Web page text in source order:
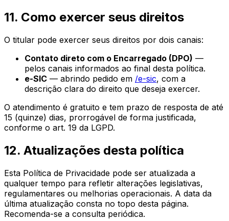
11. Como exercer seus direitos
O titular pode exercer seus direitos por dois canais:
Contato direto com o Encarregado (DPO) —
pelos canais informados ao final desta política.
e-SIC — abrindo pedido em /e-sic, com a
descrição clara do direito que deseja exercer.
O atendimento é gratuito e tem prazo de resposta de até
15 (quinze) dias, prorrogável de forma justificada,
conforme o art. 19 da LGPD.
12. Atualizações desta política
Esta Política de Privacidade pode ser atualizada a
qualquer tempo para refletir alterações legislativas,
regulamentares ou melhorias operacionais. A data da
última atualização consta no topo desta página.
Recomenda-se a consulta periódica.